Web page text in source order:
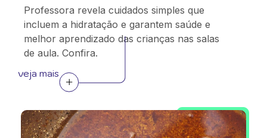
Professora revela cuidados simples que
incluem a hidratação e garantem saúde e
melhor aprendizado das crianças nas salas
de aula. Confira.
veja mais